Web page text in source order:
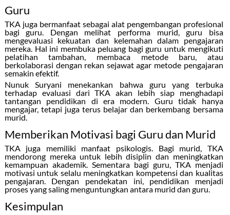
Guru
TKA juga bermanfaat sebagai alat pengembangan profesional
bagi guru. Dengan melihat performa murid, guru bisa
mengevaluasi kekuatan dan kelemahan dalam pengajaran
mereka. Hal ini membuka peluang bagi guru untuk mengikuti
pelatihan tambahan, membaca metode baru, atau
berkolaborasi dengan rekan sejawat agar metode pengajaran
semakin efektif.
Nunuk Suryani menekankan bahwa guru yang terbuka
terhadap evaluasi dari TKA akan lebih siap menghadapi
tantangan pendidikan di era modern. Guru tidak hanya
mengajar, tetapi juga terus belajar dan berkembang bersama
murid.
Memberikan Motivasi bagi Guru dan Murid
TKA juga memiliki manfaat psikologis. Bagi murid, TKA
mendorong mereka untuk lebih disiplin dan meningkatkan
kemampuan akademik. Sementara bagi guru, TKA menjadi
motivasi untuk selalu meningkatkan kompetensi dan kualitas
pengajaran. Dengan pendekatan ini, pendidikan menjadi
proses yang saling menguntungkan antara murid dan guru.
Kesimpulan